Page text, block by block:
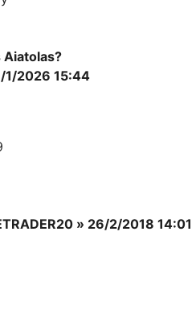
Aiatolas?
1/2026 15:44
» 26/2/2018 14:01